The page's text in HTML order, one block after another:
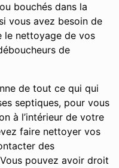
bouchés dans la
vous avez besoin de
le nettoyage de vos
de
de tout ce qui qui
septiques, pour vous
à l’intérieur de votre
faire nettoyer vos
des
pouvez avoir droit